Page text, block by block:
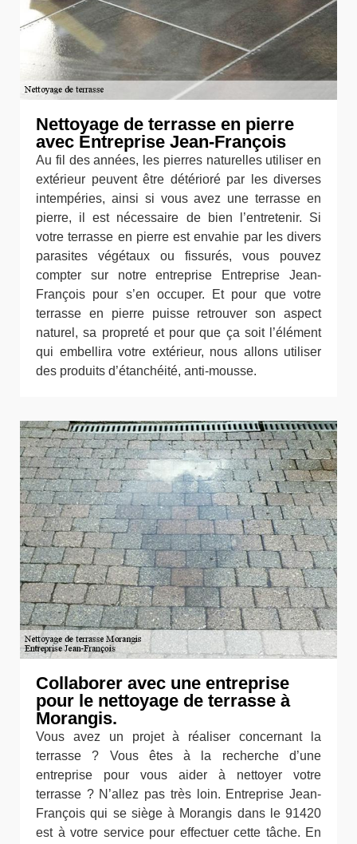
Nettoyage de terrasse en pierre
avec Entreprise Jean-François
Au fil des années, les pierres naturelles utiliser en
extérieur peuvent être détérioré par les diverses
intempéries, ainsi si vous avez une terrasse en
pierre, il est nécessaire de bien l’entretenir. Si
votre terrasse en pierre est envahie par les divers
parasites végétaux ou fissurés, vous pouvez
compter sur notre entreprise Entreprise Jean-
François pour s’en occuper. Et pour que votre
terrasse en pierre puisse retrouver son aspect
naturel, sa propreté et pour que ça soit l’élément
qui embellira votre extérieur, nous allons utiliser
des produits d’étanchéité, anti-mousse.
Collaborer avec une entreprise
pour le nettoyage de terrasse à
Morangis.
Vous avez un projet à réaliser concernant la
terrasse ? Vous êtes à la recherche d’une
entreprise pour vous aider à nettoyer votre
terrasse ? N’allez pas très loin. Entreprise Jean-
François qui se siège à Morangis dans le 91420
est à votre service pour effectuer cette tâche. En